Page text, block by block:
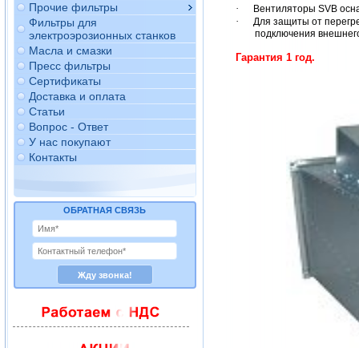
Прочие фильтры
Фильтры для
электроэрозионных станков
Масла и смазки
Пресс фильтры
Сертификаты
Доставка и оплата
Статьи
Вопрос - Ответ
У нас покупают
Контакты
ОБРАТНАЯ СВЯЗЬ
· Вентиляторы SVB
·
Для защиты от
подключения
Гарантия 1 год.